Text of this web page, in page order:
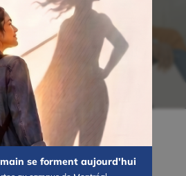
se forment aujourd'hui
et un conseiller
dès que possible.